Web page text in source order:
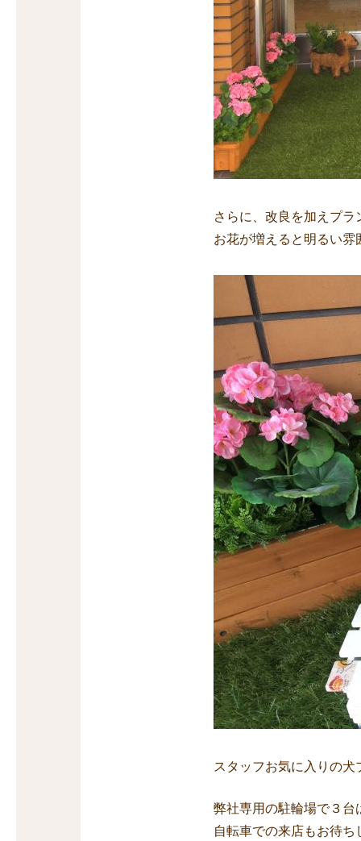
さらに、改良を加えプ
お花が増えると明るい雰
スタッフお気に入りの犬
弊社専用の駐輪場で３台
自転車での来店もお待ち